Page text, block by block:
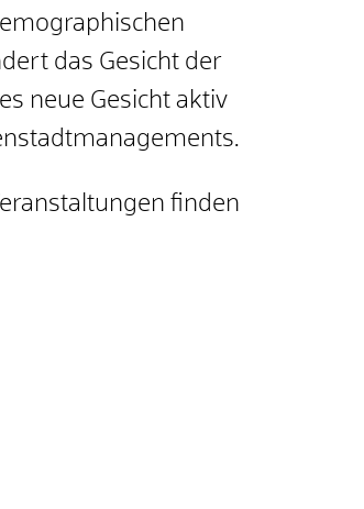
das Gesicht der
neue Gesicht aktiv
finden